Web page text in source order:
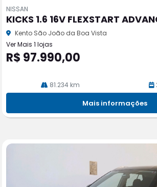
pa
rtil
he
NISSAN
KICKS 1.6 16V FLEXSTART
Kento São João da Boa Vista
Ver Mais 1 lojas
R$ 97.990,00
81.234 km
Mais informações